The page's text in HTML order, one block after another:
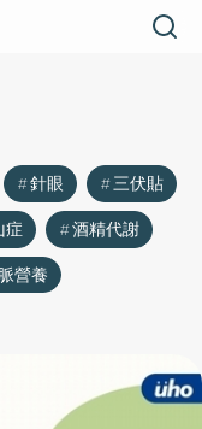
針眼
三伏貼
症
酒精代謝
營養